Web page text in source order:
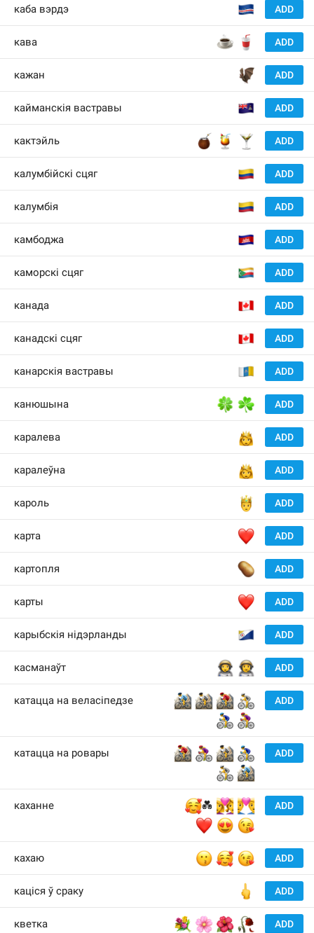
ADD
каба вэрдэ
ADD
☕️
🥤
кава
ADD
🦇
кажан
ADD
кайманскія вастравы
ADD
🧉
🍹
🍸
кактэйль
ADD
калумбійскі сцяг
ADD
калумбія
ADD
камбоджа
ADD
каморскі сцяг
ADD
канада
ADD
канадскі сцяг
ADD
канарскія вастравы
ADD
🍀
☘️
канюшына
ADD
👸
каралева
ADD
👸
каралеўна
ADD
🤴
кароль
ADD
❤️
карта
ADD
🥔
картопля
ADD
❤️
карты
ADD
карыбскія нідэрланды
ADD
👩‍🚀
👨‍🚀
касманаўт
ADD
🚵‍♂️
🚵
🚵‍♀️
🚴
🚴‍♂️
🚴‍♀️
катацца на веласіпедзе
ADD
🚵‍♀️
🚴‍♀️
🚵
🚴‍♂️
🚴
🚵‍♂️
катацца на ровары
ADD
🥰
💑
👩‍❤️‍👩
👨‍❤️‍👨
❤️
😍
😘
каханне
ADD
😗
🥰
😘
кахаю
ADD
🖕
каціся ў сраку
ADD
💐
🌸
🌺
🥀
кветка